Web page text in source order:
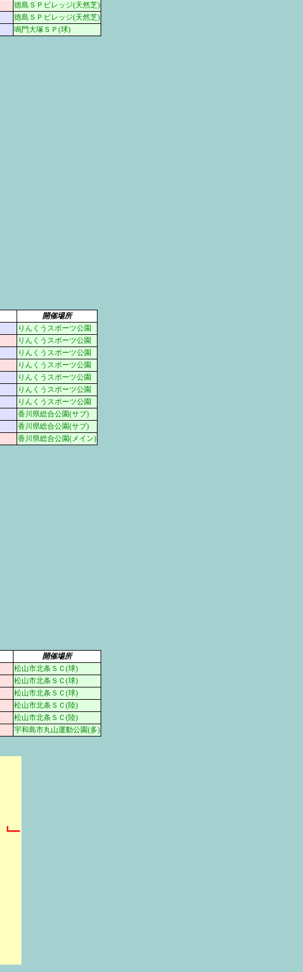
徳島ＳＰビレッジ(天然芝)
徳島ＳＰビレッジ(天然芝)
鳴門大塚ＳＰ(球)
開催場所
りんくうスポーツ公園
りんくうスポーツ公園
りんくうスポーツ公園
りんくうスポーツ公園
りんくうスポーツ公園
りんくうスポーツ公園
りんくうスポーツ公園
香川県総合公園(サブ)
香川県総合公園(サブ)
香川県総合公園(メイン)
開催場所
松山市北条ＳＣ(球)
松山市北条ＳＣ(球)
松山市北条ＳＣ(球)
松山市北条ＳＣ(陸)
松山市北条ＳＣ(陸)
宇和島市丸山運動公園(多)
┗━━